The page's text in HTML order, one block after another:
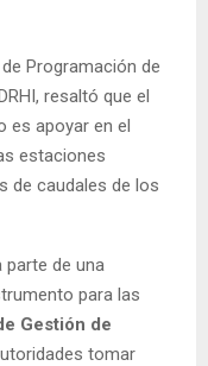
Programación de
resaltó que el
es apoyar en el
estaciones
de caudales de los
de una
para las
Gestión de
tomar